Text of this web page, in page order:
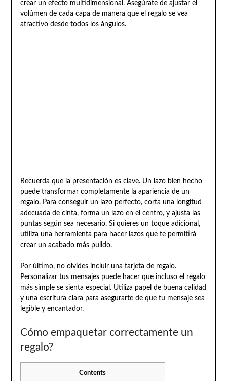
crear un efecto multidimensional. Asegúrate de ajustar el
volúmen de cada capa de manera que el regalo se vea
atractivo desde todos los ángulos.
Recuerda que la presentación es clave. Un lazo bien hecho
puede transformar completamente la apariencia de un
regalo. Para conseguir un lazo perfecto, corta una longitud
adecuada de cinta, forma un lazo en el centro, y ajusta las
puntas según sea necesario. Si quieres un toque adicional,
utiliza una herramienta para hacer lazos que te permitirá
crear un acabado más pulido.
Por último, no olvides incluir una tarjeta de regalo.
Personalizar tus mensajes puede hacer que incluso el regalo
más simple se sienta especial. Utiliza papel de buena calidad
y una escritura clara para asegurarte de que tu mensaje sea
legible y encantador.
Cómo empaquetar correctamente un
regalo?
Contents